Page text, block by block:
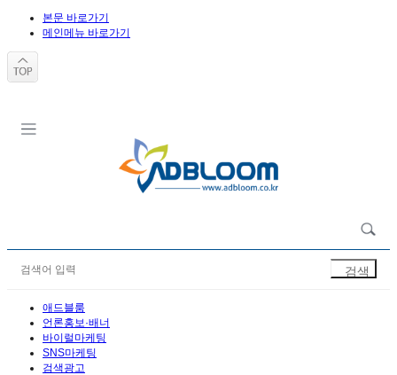
본문 바로가기
메인메뉴 바로가기
애드블룸
언론홍보·배너
바이럴마케팅
SNS마케팅
검색광고